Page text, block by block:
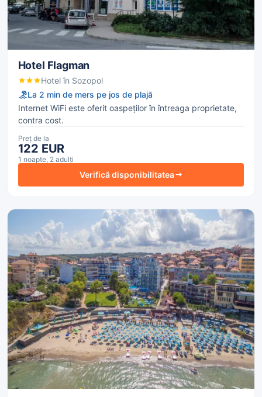
Hotel Flagman
Hotel în Sozopol
La 2 min de mers pe jos de plajă
Internet WiFi este oferit oaspeților în întreaga proprietate,
contra cost.
Preț de la
122 EUR
1 noapte, 2 adulți
Verifică disponibilitatea